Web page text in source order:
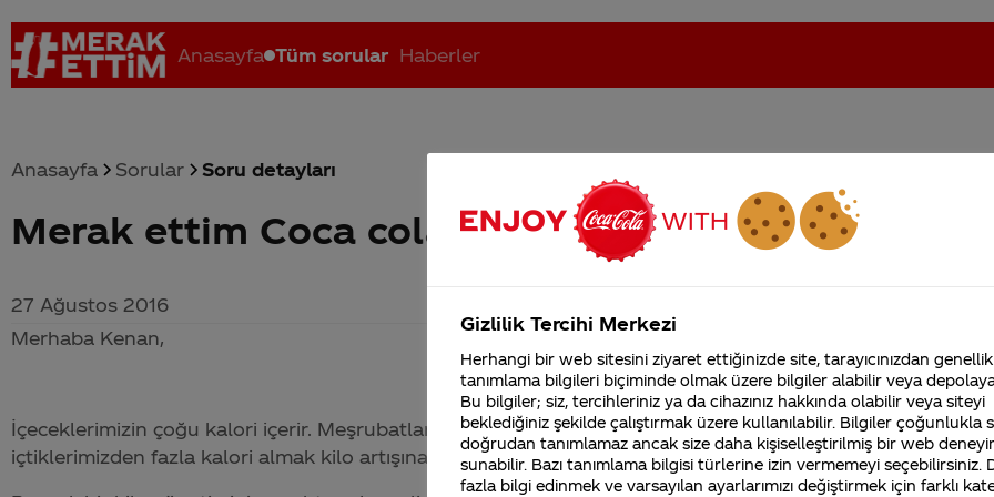
Anasayfa Tüm sorular Haberler
Coca-Cola nerenin malı? Coca cola İsrail malı mı Yani ... Coca-Cola'nın Filistin'de fabr... Coca-Cola’yı kim buldu?
Anasayfa Sorular Soru detayları
Merak ettim Coca cola içmek kilo aldırır mı
27 Ağustos 2016
Merhaba Kenan,
İçeceklerimizin çoğu kalori içerir. Meşrubatlardan aldıklarımız da dahil olmak üzere, yediklerimiz ve
içtiklerimizden fazla kalori almak kilo artışına yol açabilir.
Coca-Cola Şirketi
merak ettikleriniz.
Fabrikalarımız,
sertifikalarımız, faaliyet
gösterdiğimiz ülkeler,
tarihçemiz ve daha
Gizlilik Tercihi Merkezi
Herhangi bir web sitesini ziyaret ettiğinizde site, tarayıcınızdan
tanımlama bilgileri biçiminde olmak üzere bilgiler alabilir veya
Bu bilgiler; siz, tercihleriniz ya da cihazınız hakkında olabilir veya siteyi
beklediğiniz şekilde çalıştırmak üzere kullanılabilir. Bilgiler çoğunlukla
doğrudan tanımlamaz ancak size daha kişiselleştirilmiş bir web
sunabilir. Bazı tanımlama bilgisi türlerine izin vermemeyi seçebilirsiniz.
fazla bilgi edinmek ve varsayılan ayarlarımızı değiştirmek için farklı